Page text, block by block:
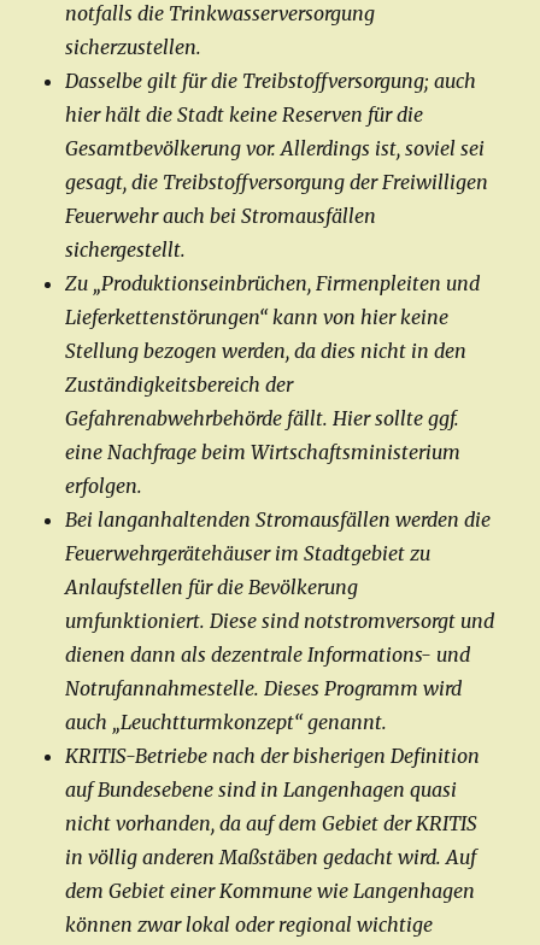
notfalls die Trinkwasserversorgung
sicherzustellen.
Dasselbe gilt für die Treibstoffversorgung; auch
hier hält die Stadt keine Reserven für die
Gesamtbevölkerung vor. Allerdings ist, soviel sei
gesagt, die Treibstoffversorgung der Freiwilligen
Feuerwehr auch bei Stromausfällen
sichergestellt.
Zu „Produktionseinbrüchen, Firmenpleiten und
Lieferkettenstörungen“ kann von hier keine
Stellung bezogen werden, da dies nicht in den
Zuständigkeitsbereich der
Gefahrenabwehrbehörde fällt. Hier sollte ggf.
eine Nachfrage beim Wirtschaftsministerium
erfolgen.
Bei langanhaltenden Stromausfällen werden die
Feuerwehrgerätehäuser im Stadtgebiet zu
Anlaufstellen für die Bevölkerung
umfunktioniert. Diese sind notstromversorgt und
dienen dann als dezentrale Informations- und
Notrufannahmestelle. Dieses Programm wird
auch „Leuchtturmkonzept“ genannt.
KRITIS-Betriebe nach der bisherigen Definition
auf Bundesebene sind in Langenhagen quasi
nicht vorhanden, da auf dem Gebiet der KRITIS
in völlig anderen Maßstäben gedacht wird. Auf
dem Gebiet einer Kommune wie Langenhagen
können zwar lokal oder regional wichtige